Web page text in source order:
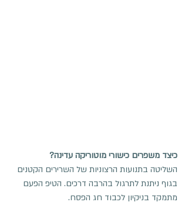
כיצד משפרים כישורי מוטוריקה עדינה?
השליטה בתנועות הרצוניות של השרירים הקטנים
בגוף ניתנת לתרגול בהרבה דרכים. הטיפ הפעם
מתמקד בניקיון לכבוד חג הפסח.